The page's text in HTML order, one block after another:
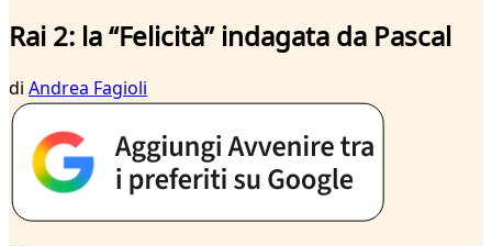
Rai 2: la “Felicità” indagata da Pascal
di Andrea Fagioli